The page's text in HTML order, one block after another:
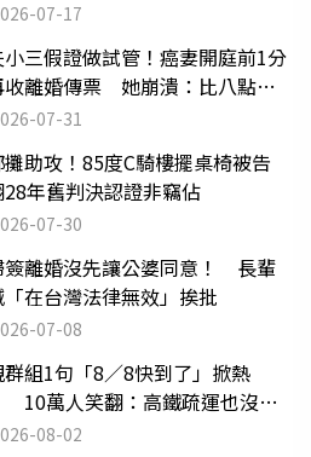
07-17
小三假證做試管！癌妻開庭前1分
收離婚傳票 她崩潰：比八點檔
07-31
助攻！85度C騎樓擺桌椅被告
年舊判決認證非竊佔
07-30
簽離婚沒先讓公婆同意！ 長輩
在台灣法律無效」挨批
07-08
群組1句「8／8快到了」掀熱
10萬人笑翻：高鐵疏運也沒列
08-02